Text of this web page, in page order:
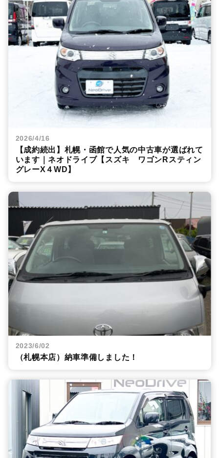
2026/4/16
【成約続出】札幌・函館で人気の中古車が選ばれて
います｜ネオドライブ【スズキ ワゴンRスティン
グレーX４WD】
2023/6/02
（札幌本店）納車準備しました！